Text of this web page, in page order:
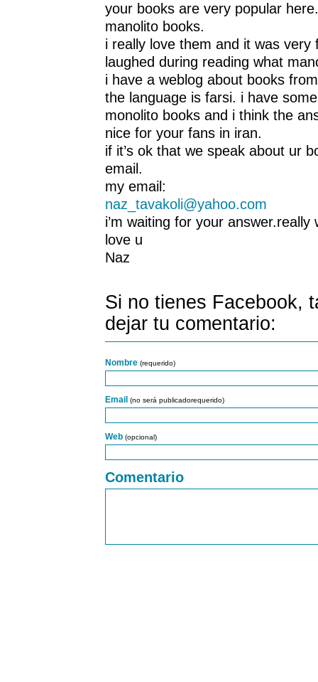
your books are very popular
manolito books.
i really love them and it was very
laughed during reading what
i have a weblog about books
the language is farsi. i have
monolito books and i think the
nice for your fans in iran.
if it’s ok that we speak about ur
email.
my email:
naz_tavakoli@yahoo.com
i’m waiting for your answer.really
love u
Naz
Si no tienes Facebook,
dejar tu comentario:
Nombre (requerido)
Email (no será publicadorequerido)
Web (opcional)
Comentario